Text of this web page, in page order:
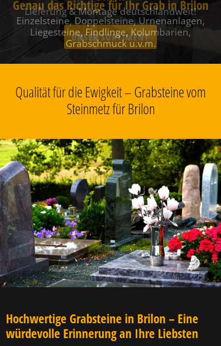
Genau das Richtige für Ihr Grab in Brilon
Einzelsteine, Doppelsteine, Urnenanlagen,
Liegesteine, Findlinge, Kolumbarien,
Grabschmuck u.v.m.
Qualität für die Ewigkeit – Grabsteine vom
Steinmetz für Brilon
Hochwertige Grabsteine in Brilon – Eine
würdevolle Erinnerung an Ihre Liebsten